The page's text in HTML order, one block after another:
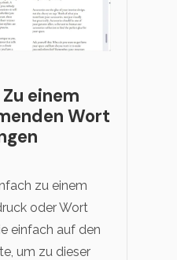
einem
Wort
zu einem
oder Wort
einfach auf den
um zu dieser